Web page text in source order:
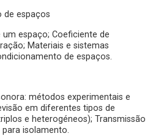
de espaços
espaço; Coeficiente de
Materiais e sistemas
de espaços.
métodos experimentais e
em diferentes tipos de
e heterogéneos); Transmissão
isolamento.